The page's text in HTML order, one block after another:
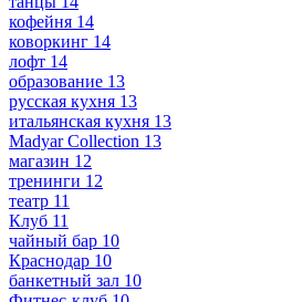
кофейня 14
коворкинг 14
лофт 14
образование 13
русская кухня 13
итальянская кухня 13
Madyar Collection 13
магазин 12
тренинги 12
театр 11
Клуб 11
чайный бар 10
Краснодар 10
банкетный зал 10